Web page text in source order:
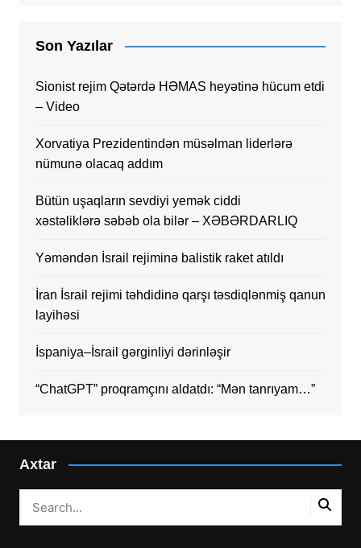
Son Yazılar
Sionist rejim Qətərdə HƏMAS heyətinə hücum etdi
– Video
Xorvatiya Prezidentindən müsəlman liderlərə
nümunə olacaq addım
Bütün uşaqların sevdiyi yemək ciddi
xəstəliklərə səbəb ola bilər – XƏBƏRDARLIQ
Yəməndən İsrail rejiminə balistik raket atıldı
İran İsrail rejimi təhdidinə qarşı təsdiqlənmiş qanun
layihəsi
İspaniya–İsrail gərginliyi dərinləşir
“ChatGPT” proqramçını aldatdı: “Mən tanrıyam…”
Axtar